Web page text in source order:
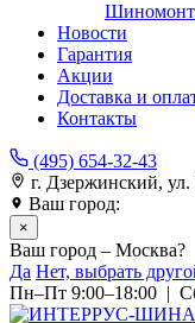
Новости
Гарантия
Акции
Доставка и
Контакты
(495) 654-32-43
г. Дзержинский,
Ваш город:
×
Ваш город – Москва?
Да Нет, выбрать
Пн–Пт 9:00–18:00 |